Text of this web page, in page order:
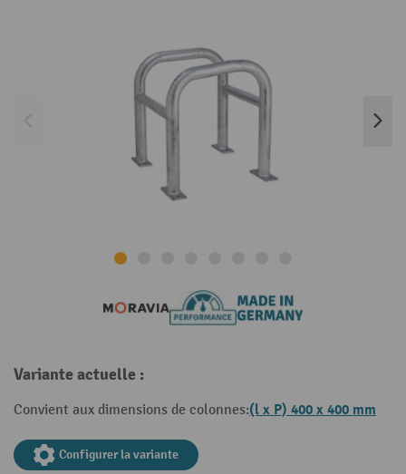
Variante actuelle :
Convient aux dimensions de colonnes:(l x P) 400 x 400 mm
Configurer la variante